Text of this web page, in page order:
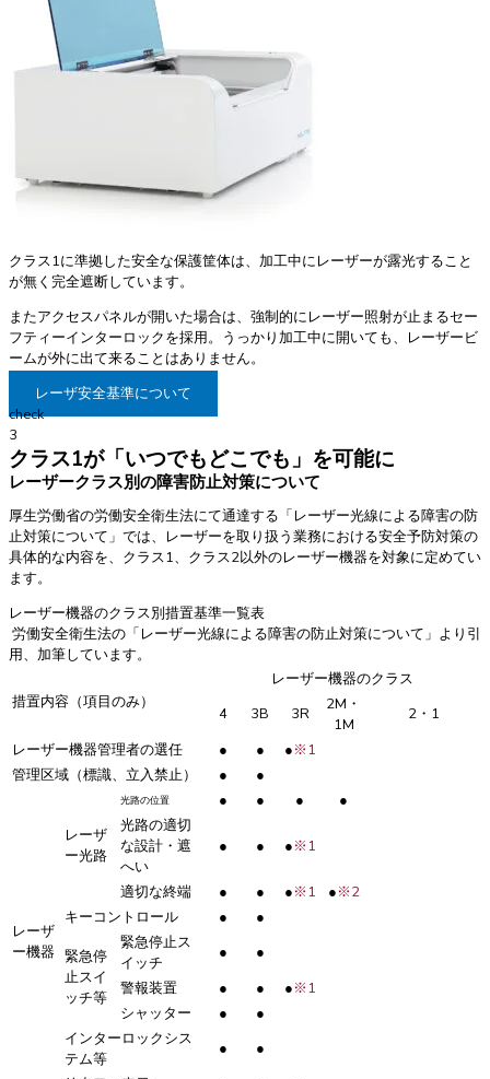
クラス1に準拠した安全な保護筐体は、加工中にレーザーが露光すること
が無く完全遮断しています。
またアクセスパネルが開いた場合は、強制的にレーザー照射が止まるセー
フティーインターロックを採用。うっかり加工中に開いても、レーザービ
ームが外に出て来ることはありません。
レーザ安全基準について
check
3
クラス1が「いつでもどこでも」を可能に
レーザークラス別の障害防止対策について
厚生労働省の労働安全衛生法にて通達する「レーザー光線による障害の防
止対策について」では、レーザーを取り扱う業務における安全予防対策の
具体的な内容を、クラス1、クラス2以外のレーザー機器を対象に定めてい
ます。
レーザー機器のクラス別措置基準一覧表
労働安全衛生法の「レーザー光線による障害の防止対策について」より引
用、加筆しています。
措置内容（項目のみ）
レーザー機器のクラス
4
3B 3R
2M・
1M
2・1
レーザー機器管理者の選任
● ● ●※1
管理区域（標識、立入禁止） ● ●
レーザ
ー機器
レーザ
ー光路
光路の位置 ● ● ●
●
光路の適切
な設計・遮
へい
● ● ●※1
適切な終端 ● ● ●※1 ●※2
キーコントロール
●
●
緊急停
止スイ
ッチ等
緊急停止ス
イッチ
●
●
警報装置
● ● ●※1
シャッター
●
●
インターロックシス
テム等
●
●